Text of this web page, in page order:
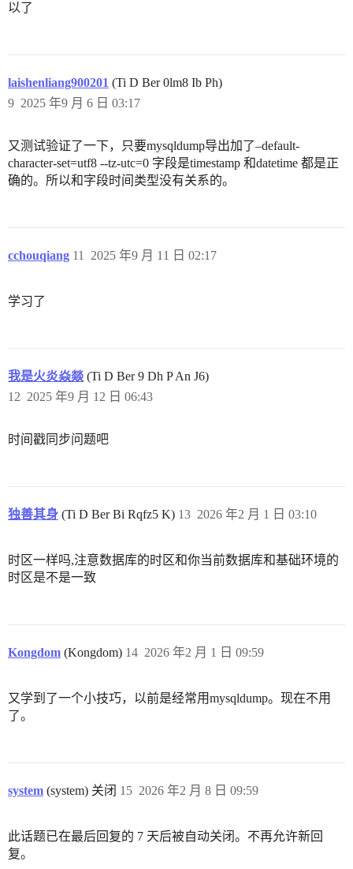
以了
laishenliang900201 (Ti D Ber 0lm8 Ib Ph)
2025 年9 月 6 日 03:17
9
又测试验证了一下，只要mysqldump导出加了–default-
character-set=utf8 --tz-utc=0 字段是timestamp 和datetime 都是正
确的。所以和字段时间类型没有关系的。
cchouqiang 2025 年9 月 11 日 02:17
11
学习了
我是火炎焱燚 (Ti D Ber 9 Dh P An J6)
2025 年9 月 12 日 06:43
12
时间戳同步问题吧
独善其身 (Ti D Ber Bi Rqfz5 K) 2026 年2 月 1 日 03:10
13
时区一样吗,注意数据库的时区和你当前数据库和基础环境的
时区是不是一致
Kongdom (Kongdom) 2026 年2 月 1 日 09:59
14
又学到了一个小技巧，以前是经常用mysqldump。现在不用
了。
system (system) 关闭 2026 年2 月 8 日 09:59
15
此话题已在最后回复的 7 天后被自动关闭。不再允许新回
复。